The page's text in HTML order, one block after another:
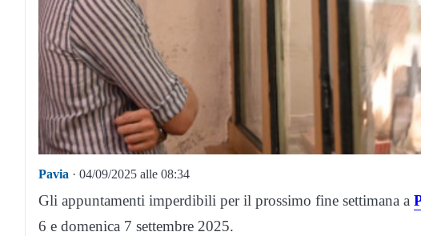
Pavia · 04/09/2025 alle 08:34
Gli appuntamenti imperdibili per il prossimo fine settimana a
6 e domenica 7 settembre 2025.